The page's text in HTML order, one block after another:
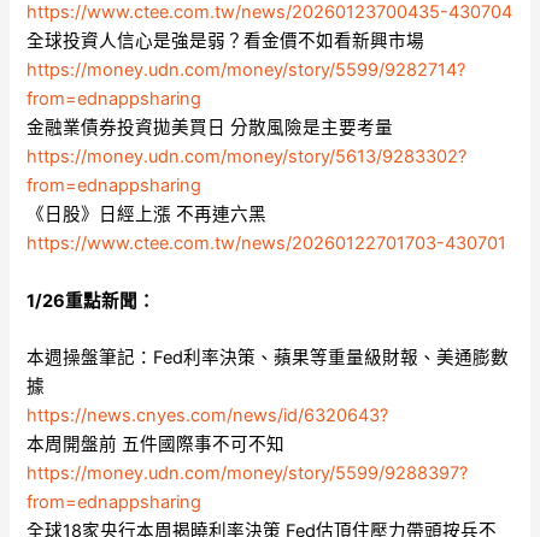
https://www.ctee.com.tw/news/20260123700435-430704
全球投資人信心是強是弱？看金價不如看新興市場
https://money.udn.com/money/story/5599/9282714?
from=ednappsharing
金融業債券投資拋美買日 分散風險是主要考量
https://money.udn.com/money/story/5613/9283302?
from=ednappsharing
《日股》日經上漲 不再連六黑
https://www.ctee.com.tw/news/20260122701703-430701
1/26重點新聞：
本週操盤筆記：Fed利率決策、蘋果等重量級財報、美通膨數
據
https://news.cnyes.com/news/id/6320643?
本周開盤前 五件國際事不可不知
https://money.udn.com/money/story/5599/9288397?
from=ednappsharing
全球18家央行本周揭曉利率決策 Fed估頂住壓力帶頭按兵不